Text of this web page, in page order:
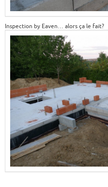
Inspection by Eaven… alors ça le fait?